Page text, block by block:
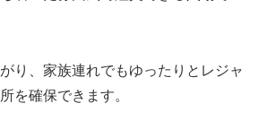
り、家族連れでもゆったりとレジャ
を確保できます。